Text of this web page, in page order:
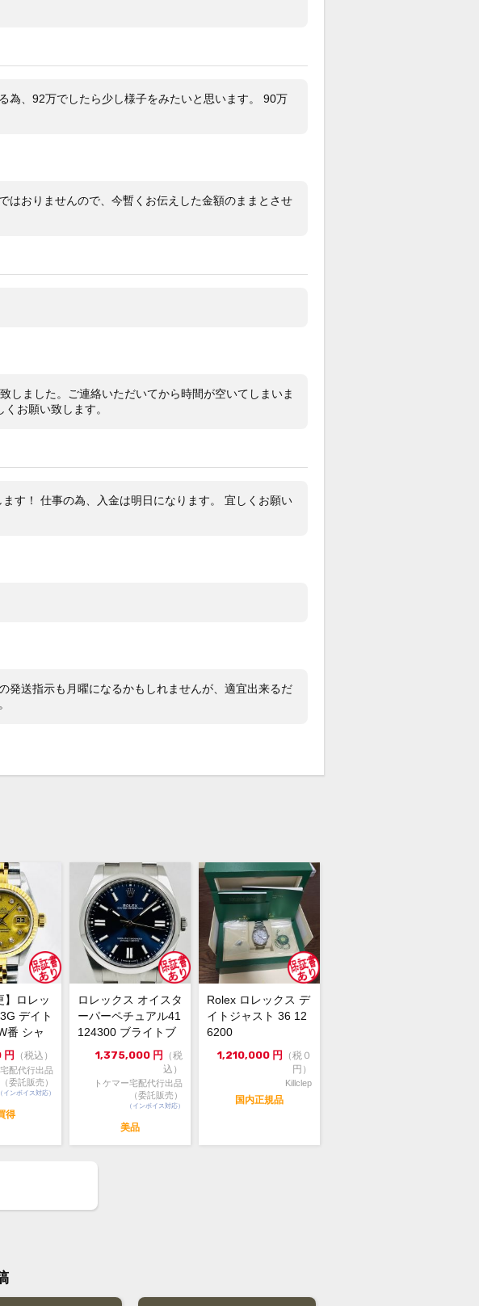
為、92万でしたら少し様子をみたいと思います。 90万
はおりませんので、今暫くお伝えした金額のままとさせ
しました。ご連絡いただいてから時間が空いてしまいま
お願い致します。
す！ 仕事の為、入金は明日になります。 宜しくお願い
発送指示も月曜になるかもしれませんが、適宜出来るだ
】ロレッ
デイト
番 シャ
ルド 中...
円 （税込）
宅配代行出品
（委託販売）
（インボイス対応）
得
ロレックス オイスタ
ーパーペチュアル41
124300 ブライトブ
ルー 2024年...
1,375,000 円
（税
込）
トケマー宅配代行出品
（委託販売）
（インボイス対応）
美品
Rolex ロレックス デ
イトジャスト 36 12
6200
1,210,000 円
（税０
円）
Killclep
国内正規品